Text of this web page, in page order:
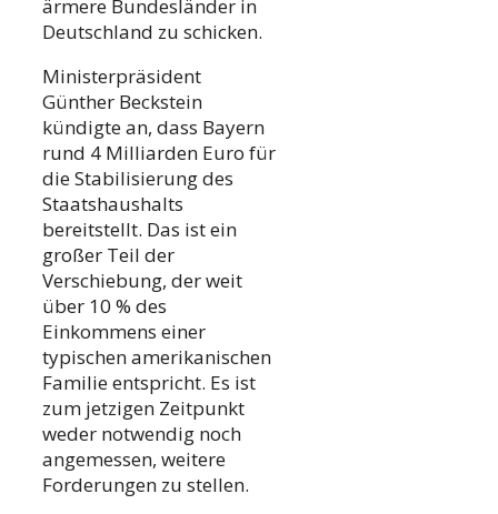
ärmere Bundesländer in
Deutschland zu schicken.
Ministerpräsident
Günther Beckstein
kündigte an, dass Bayern
rund 4 Milliarden Euro für
die Stabilisierung des
Staatshaushalts
bereitstellt. Das ist ein
großer Teil der
Verschiebung, der weit
über 10 % des
Einkommens einer
typischen amerikanischen
Familie entspricht. Es ist
zum jetzigen Zeitpunkt
weder notwendig noch
angemessen, weitere
Forderungen zu stellen.